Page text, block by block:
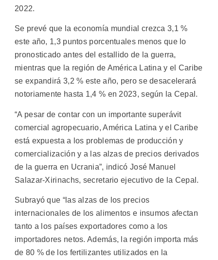
2022.
Se prevé que la economía mundial crezca 3,1 %
este año, 1,3 puntos porcentuales menos que lo
pronosticado antes del estallido de la guerra,
mientras que la región de América Latina y el Caribe
se expandirá 3,2 % este año, pero se desacelerará
notoriamente hasta 1,4 % en 2023, según la Cepal.
“A pesar de contar con un importante superávit
comercial agropecuario, América Latina y el Caribe
está expuesta a los problemas de producción y
comercialización y a las alzas de precios derivados
de la guerra en Ucrania”, indicó José Manuel
Salazar-Xirinachs, secretario ejecutivo de la Cepal.
Subrayó que “las alzas de los precios
internacionales de los alimentos e insumos afectan
tanto a los países exportadores como a los
importadores netos. Además, la región importa más
de 80 % de los fertilizantes utilizados en la